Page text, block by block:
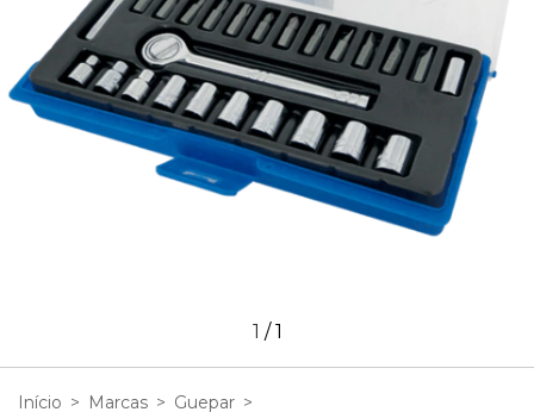
1 /1
Início > Marcas > Guepar >